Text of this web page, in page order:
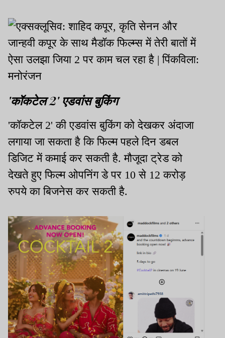
'कॉकटेल 2' एडवांस बुकिंग
'कॉकटेल 2' की एडवांस बुकिंग को देखकर अंदाजा
लगाया जा सकता है कि फिल्म पहले दिन डबल
डिजिट में कमाई कर सकती है. मौजूदा ट्रेड को
देखते हुए फिल्म ओपनिंग डे पर 10 से 12 करोड़
रुपये का बिजनेस कर सकती है.